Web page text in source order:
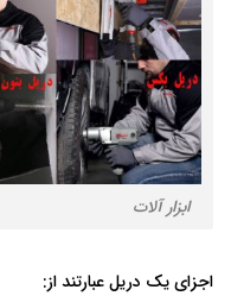
ابزار آلات
اجزای یک دریل عبارتند از: